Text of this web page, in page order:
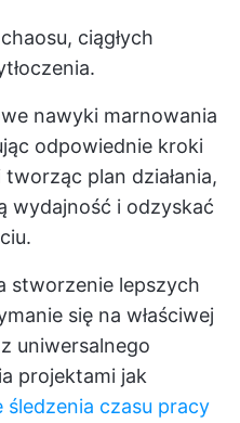
ciągłych
nawyki marnowania
odpowiednie kroki
plan działania,
wydajność i odzyskać
stworzenie lepszych
się na właściwej
uniwersalnego
projektami jak
śledzenia czasu pracy